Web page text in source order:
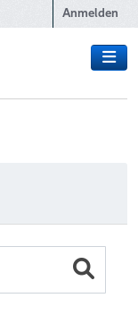
Anmelden